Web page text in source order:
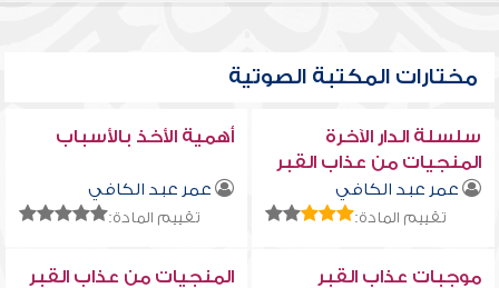
مختارات المكتبة الصوتية
سلسلة الدار الآخرة
المنجيات من عذاب القبر
عمر عبد الكافي
تقييم المادة:
أهمية الأخذ بالأسباب
عمر عبد الكافي
تقييم المادة:
موجبات عذاب القبر المنجيات من عذاب القبر